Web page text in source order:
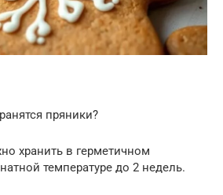
пряники?
хранить в герметичном
температуре до 2 недель.